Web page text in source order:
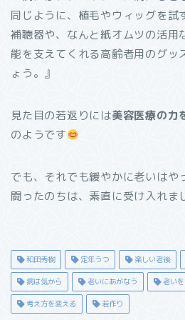
同じように、植毛やウィッグを試
補聴器や、なんと紙オムツの活用
能を支えてくれる高齢者用のグッ
ょう。』
見た目の若返りには美容医療の力
のようです
でも、それでも緩やかに老いはや
闘ったのちは、素直に受け入れま
和田秀樹 定年うつ 楽しい老後
病は気から 老いにあがなう 老いを
考え方を変える 若作り